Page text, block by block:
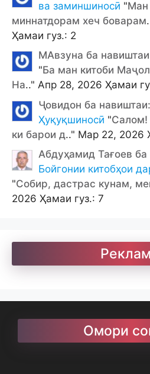
ва заминшиносӣ "Ман
миннатдорам хеч боварам
Ҳамаи гуз.: 2
МАвзуна ба
"Ба ман китоби
На.." Апр 28, 2026 Ҳамаи
Ҷовидон ба навиштаи:
Ҳуқуқшиносӣ "Салом!
ки барои д.." Мар 22, 2026
Абдуҳамид Тағоев ба
Бойгонии китобҳои
"Собир, дастрас кунам,
2026 Ҳамаи гуз.: 7
Омори